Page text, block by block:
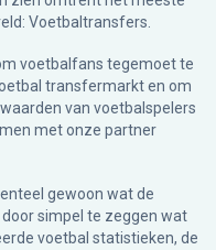
Voetbaltransfers.
voetbalfans tegemoet te
transfermarkt en om
van voetbalspelers
met onze partner
gewoon wat de
simpel te zeggen wat
voetbal statistieken, de